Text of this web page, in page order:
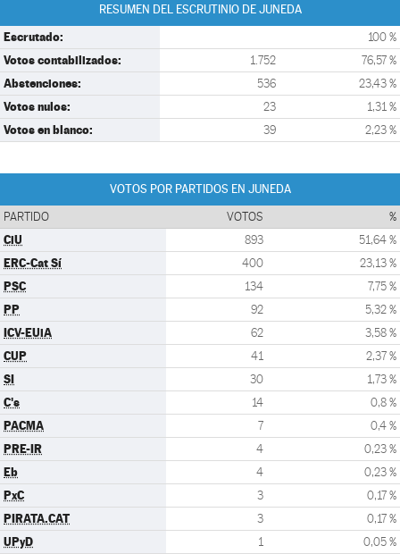
RESUMEN DEL ESCRUTINIO DE JUNEDA
Escrutado: 100 %
Votos contabilizados: 1.752 76,57 %
Abstenciones: 536 23,43 %
Votos nulos: 23 1,31 %
Votos en blanco: 39 2,23 %
VOTOS POR PARTIDOS EN JUNEDA
PARTIDO VOTOS %
CiU 893 51,64 %
ERC-Cat Sí 400 23,13 %
PSC 134 7,75 %
PP 92 5,32 %
ICV-EUiA 62 3,58 %
CUP 41 2,37 %
SI 30 1,73 %
C's 14 0,8 %
PACMA 7 0,4 %
PRE-IR 4 0,23 %
Eb 4 0,23 %
PxC 3 0,17 %
PIRATA.CAT 3 0,17 %
UPyD 1 0,05 %